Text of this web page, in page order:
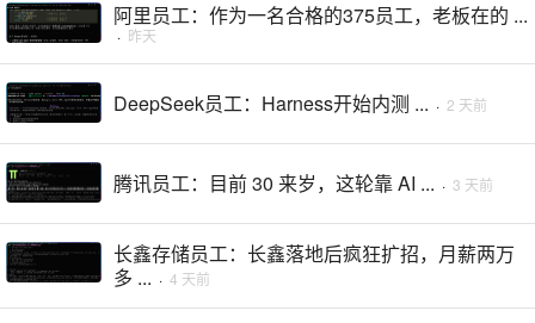
阿里员工：作为一名合格的375员工，老板在的 ...
· 昨天
DeepSeek员工：Harness开始内测 ... · 2 天前
腾讯员工：目前 30 来岁，这轮靠 AI ... · 3 天前
长鑫存储员工：长鑫落地后疯狂扩招，月薪两万
多 ... · 4 天前